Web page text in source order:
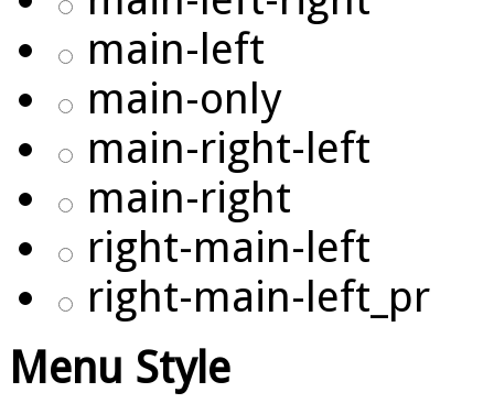
main-left
main-only
main-right-left
main-right
right-main-left
right-main-left_pr
Menu Style